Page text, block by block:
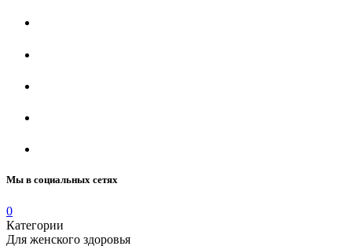
Мы в социальных сетях
0
Категории
Для женского здоровья